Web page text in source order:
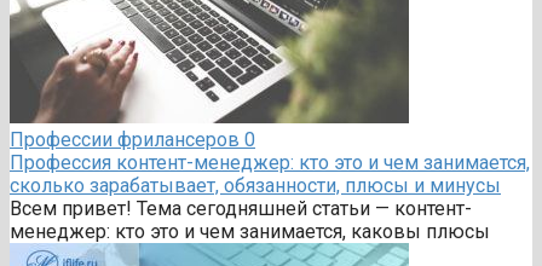
Профессии фрилансеров 0
Профессия контент-менеджер: кто это и чем занимается,
сколько зарабатывает, обязанности, плюсы и минусы
Всем привет! Тема сегодняшней статьи — контент-
менеджер: кто это и чем занимается, каковы плюсы